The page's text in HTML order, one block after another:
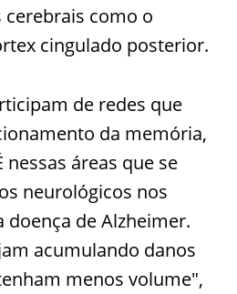
como o
cingulado posterior.
de redes que
da memória,
áreas que se
neurológicos nos
doença de Alzheimer.
acumulando danos
menos volume",